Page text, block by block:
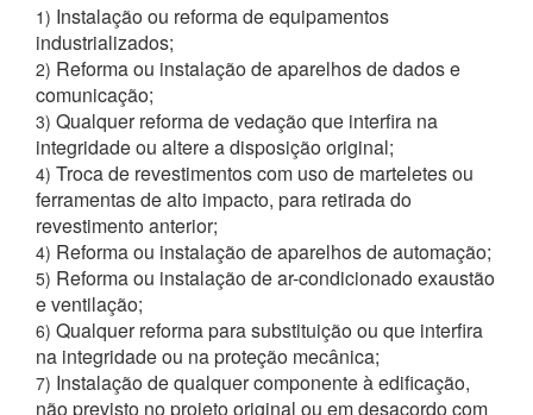
1) Instalação ou reforma de equipamentos
industrializados;
2) Reforma ou instalação de aparelhos de dados e
comunicação;
3) Qualquer reforma de vedação que interfira na
integridade ou altere a disposição original;
4) Troca de revestimentos com uso de marteletes ou
ferramentas de alto impacto, para retirada do
revestimento anterior;
4) Reforma ou instalação de aparelhos de automação;
5) Reforma ou instalação de ar-condicionado exaustão
e ventilação;
6) Qualquer reforma para substituição ou que interfira
na integridade ou na proteção mecânica;
7) Instalação de qualquer componente à edificação,
não previsto no projeto original ou em desacordo com